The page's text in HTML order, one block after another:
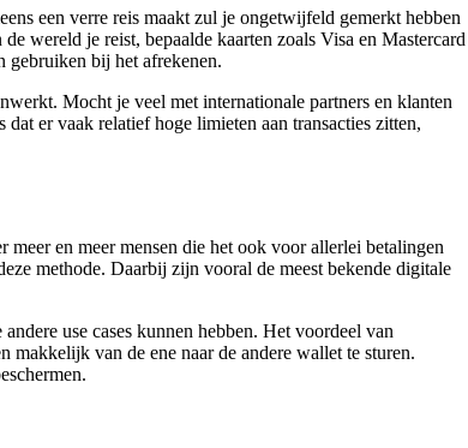
een verre reis maakt zul je ongetwijfeld gemerkt hebben
wereld je reist, bepaalde kaarten zoals Visa en Mastercard
gebruiken bij het afrekenen.
Mocht je veel met internationale partners en klanten
er vaak relatief hoge limieten aan transacties zitten,
en meer mensen die het ook voor allerlei betalingen
methode. Daarbij zijn vooral de meest bekende digitale
use cases kunnen hebben. Het voordeel van
makkelijk van de ene naar de andere wallet te sturen.